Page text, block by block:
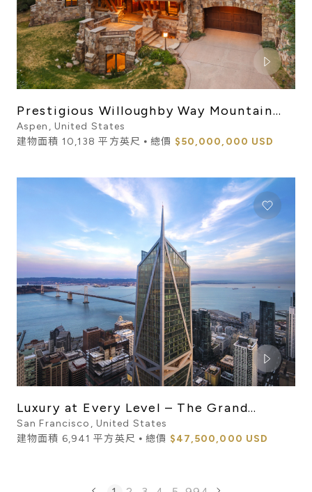
Prestigious Willoughby Way Mountain
Home
Aspen, United States
建物面積 10,138 平方英尺 ⦁ 總價 $50,000,000 USD
Luxury at Every Level – The Grand
Penthouse at 181 Fremont
San Francisco, United States
建物面積 6,941 平方英尺 ⦁ 總價 $47,500,000 USD